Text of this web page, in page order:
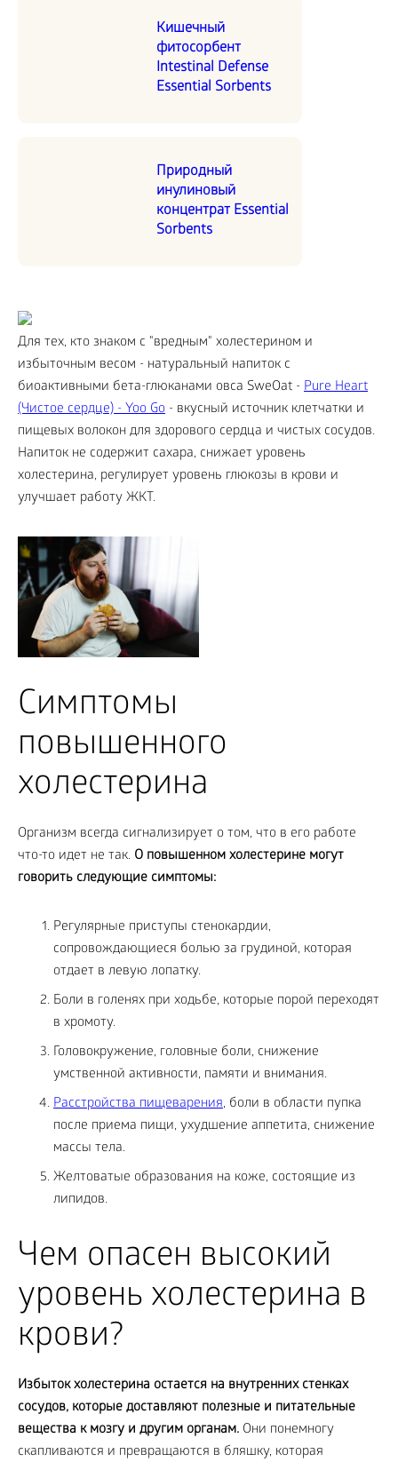
Кишечный
фитосорбент
Intestinal Defense
Essential Sorbents
Природный
инулиновый
концентрат Essential
Sorbents
Для тех, кто знаком с "вредным" холестерином и
избыточным весом - натуральный напиток с
биоактивными бета-глюканами овса SweOat - Pure Heart
(Чистое сердце) - Yoo Gо - вкусный источник клетчатки и
пищевых волокон для здорового сердца и чистых сосудов.
Напиток не содержит сахара, снижает уровень
холестерина, регулирует уровень глюкозы в крови и
улучшает работу ЖКТ.
Симптомы
повышенного
холестерина
Организм всегда сигнализирует о том, что в его работе
что-то идет не так. О повышенном холестерине могут
говорить следующие симптомы:
Регулярные приступы стенокардии,
сопровождающиеся болью за грудиной, которая
отдает в левую лопатку.
Боли в голенях при ходьбе, которые порой переходят
в хромоту.
Головокружение, головные боли, снижение
умственной активности, памяти и внимания.
Расстройства пищеварения, боли в области пупка
после приема пищи, ухудшение аппетита, снижение
массы тела.
Желтоватые образования на коже, состоящие из
липидов.
Чем опасен высокий
уровень холестерина в
крови?
Избыток холестерина остается на внутренних стенках
сосудов, которые доставляют полезные и питательные
вещества к мозгу и другим органам. Они понемногу
скапливаются и превращаются в бляшку, которая